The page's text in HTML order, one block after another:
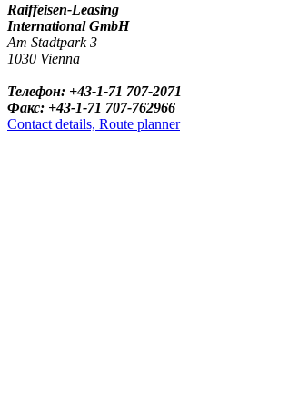
Raiffeisen-Leasing
International GmbH
Am Stadtpark 3
1030 Vienna
Телефон: +43-1-71 707-2071
Факс: +43-1-71 707-762966
Contact details, Route planner